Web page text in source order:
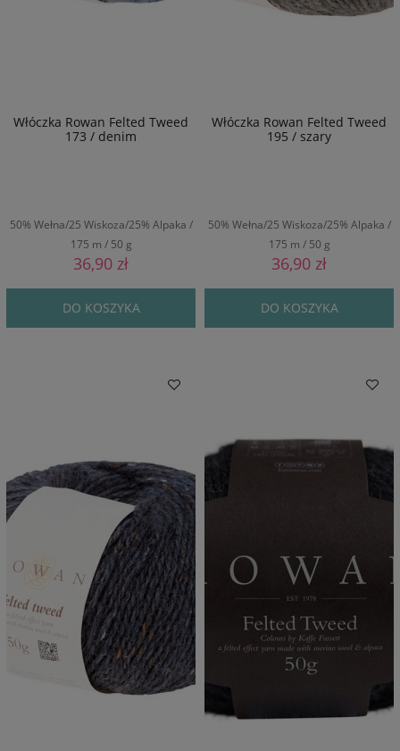
Włóczka Rowan Felted Tweed
173 / denim
50% Wełna/25 Wiskoza/25% Alpaka /
175 m / 50 g
36,90 zł
DO KOSZYKA
Włóczka Rowan Felted Tweed
195 / szary
50% Wełna/25 Wiskoza/25% Alpaka /
175 m / 50 g
36,90 zł
DO KOSZYKA